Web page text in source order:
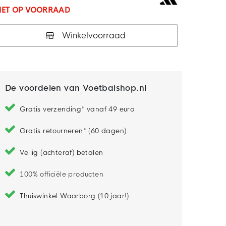
OP VOORRAAD
Winkelvoorraad
De voordelen van Voetbalshop.nl
Gratis verzending* vanaf 49 euro
Gratis retourneren* (60 dagen)
Veilig (achteraf) betalen
100% officiële producten
Thuiswinkel Waarborg (10 jaar!)